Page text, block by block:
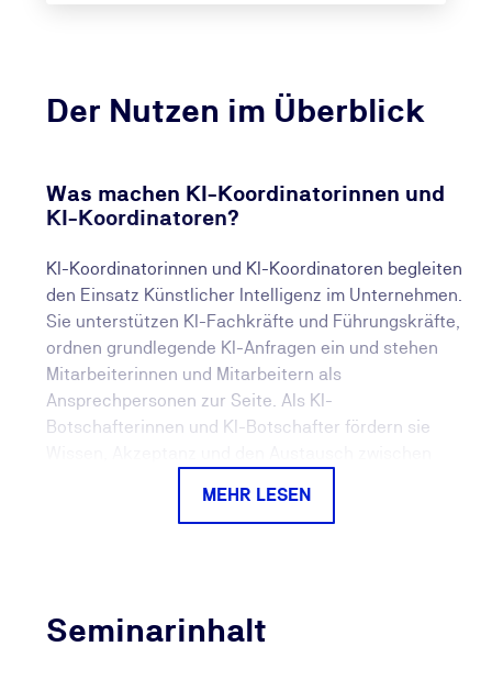
Der Nutzen im Überblick
Was machen KI-Koordinatorinnen und
KI-Koordinatoren?
KI-Koordinatorinnen und KI-Koordinatoren begleiten
den Einsatz Künstlicher Intelligenz im Unternehmen.
Sie unterstützen KI-Fachkräfte und Führungskräfte,
ordnen grundlegende KI-Anfragen ein und stehen
Mitarbeiterinnen und Mitarbeitern als
Ansprechpersonen zur Seite. Als KI-
Botschafterinnen und KI-Botschafter fördern sie
Künstliche Intelligenz verändert Arbeitsprozesse
MEHR LESEN
Seminarinhalt